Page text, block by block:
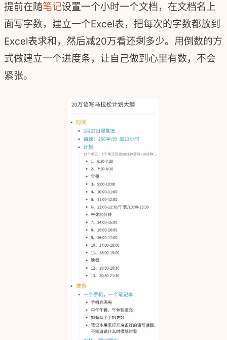
提前在随笔记设置一个小时一个文档，在文档名上
面写字数，建立一个Excel表，把每次的字数都放到
Excel表求和，然后减20万看还剩多少。用倒数的方
式做建立一个进度条，让自己做到心里有数，不会
紧张。